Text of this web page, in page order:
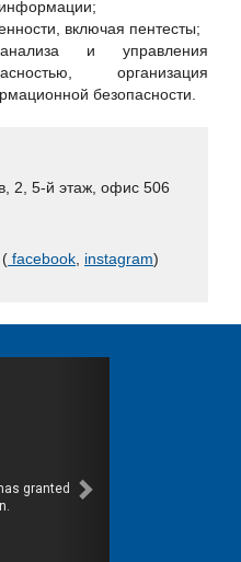
включая пентесты;
и управления
организация
безопасности.
2, 5-й этаж, офис 506
( facebook instagram)